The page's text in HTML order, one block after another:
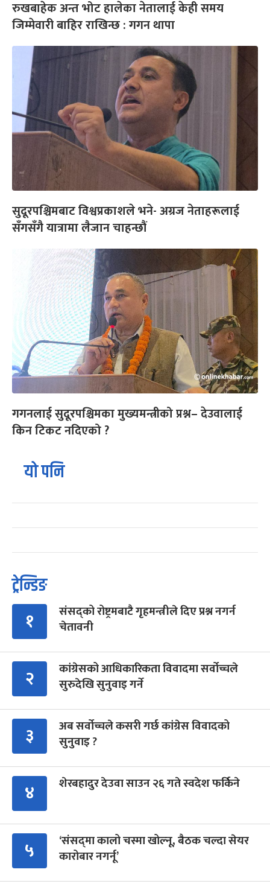
रुखबाहेक अन्त भोट हालेका नेतालाई केही समय
जिम्मेवारी बाहिर राखिन्छ : गगन थापा
सुदूरपश्चिमबाट विश्वप्रकाशले भने- अग्रज नेताहरूलाई
सँगसँगै यात्रामा लैजान चाहन्छौं
गगनलाई सुदूरपश्चिमका मुख्यमन्त्रीको प्रश्न– देउवालाई
किन टिकट नदिएको ?
यो पनि
ट्रेन्डिङ
१
संसद्को रोष्ट्रमबाटै गृहमन्त्रीले दिए प्रश्न नगर्न
चेतावनी
२
कांग्रेसको आधिकारिकता विवादमा सर्वोच्चले
सुरुदेखि सुनुवाइ गर्ने
३
अब सर्वोच्चले कसरी गर्छ कांग्रेस विवादको
सुनुवाइ ?
४ शेरबहादुर देउवा साउन २६ गते स्वदेश फर्किने
५
‘संसद्‍मा कालो चस्मा खोल्नू, बैठक चल्दा सेयर
कारोबार नगर्नू’